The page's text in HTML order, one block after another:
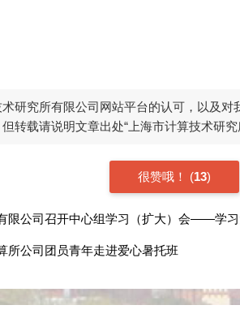
研究所有限公司网站平台的认可，以及
转载请说明文章出处“上海市计算技术研究
很赞哦！ (13)
限公司召开中心组学习（扩大）会——学
所公司团员青年走进爱心暑托班